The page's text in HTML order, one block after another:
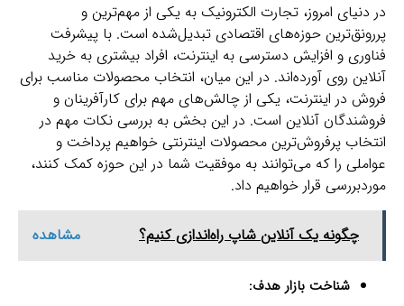
در دنیای امروز، تجارت الکترونیک به یکی از مهم‌ترین و
پررونق‌ترین حوزه‌های اقتصادی تبدیل‌شده است. با پیشرفت
فناوری و افزایش دسترسی به اینترنت، افراد بیشتری به خرید
آنلاین روی آورده‌اند. در این میان، انتخاب محصولات مناسب برای
فروش در اینترنت، یکی از چالش‌های مهم برای کارآفرینان و
فروشندگان آنلاین است. در این بخش به بررسی نکات مهم در
انتخاب پرفروش‌ترین محصولات اینترنتی خواهیم پرداخت و
عواملی را که می‌توانند به موفقیت شما در این حوزه کمک کنند،
موردبررسی قرار خواهیم داد.
مشاهده چگونه یک آنلاین شاپ راه‌اندازی کنیم؟
شناخت بازار هدف: